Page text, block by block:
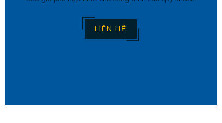
LIÊN HỆ